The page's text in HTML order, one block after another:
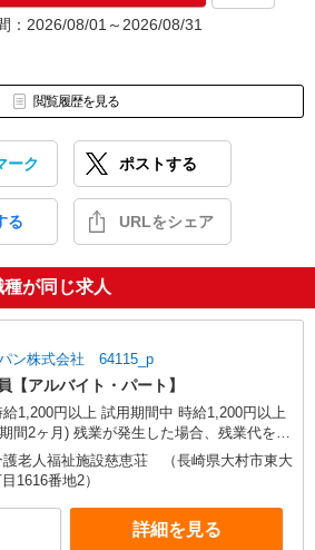
：2026/08/01～2026/08/31
閲覧履歴を見る
ーク ポストする
る URLをシェア
が同じ求人
ン株式会社 64115_p
【アルバイト・パート】
円以上 試用期間中 時給1,200円以上
業が発生した場合、残業代を1
で別途支給します。
護老人福祉施設慈恵荘 （長崎県大村市東大
1616番地2）
詳細を見る